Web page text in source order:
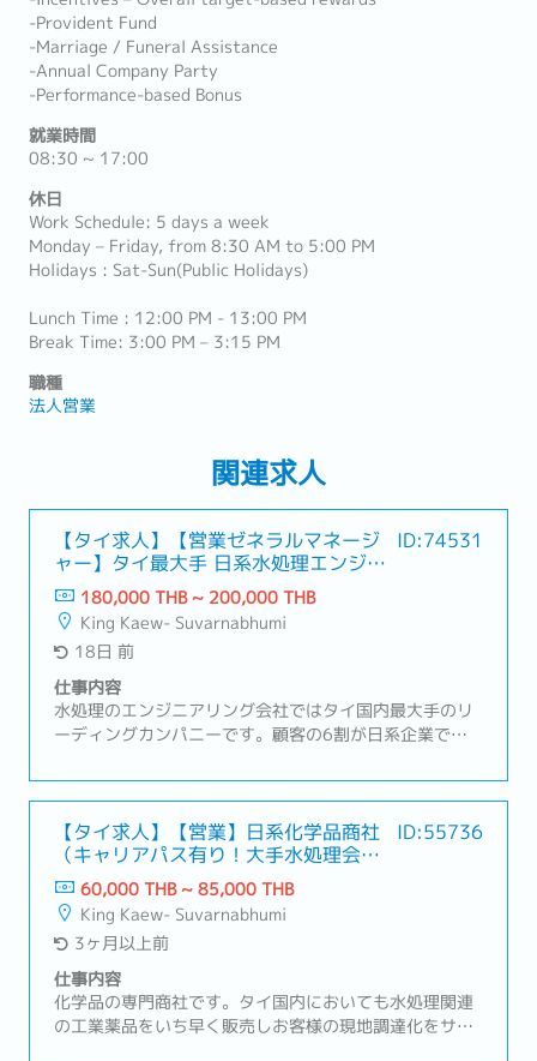
-Provident Fund
-Marriage / Funeral Assistance
-Annual Company Party
-Performance-based Bonus
就業時間
08:30 ~ 17:00
休日
Work Schedule: 5 days a week
Monday – Friday, from 8:30 AM to 5:00 PM
Holidays : Sat-Sun(Public Holidays)
Lunch Time : 12:00 PM - 13:00 PM
Break Time: 3:00 PM – 3:15 PM
職種
法人営業
関連求人
【タイ求人】【営業ゼネラルマネージ
ャー】タイ最大手 日系水処理エンジニ
アリング会社（好待遇、役職あり）
ID:74531
180,000 THB ~ 200,000 THB
King Kaew- Suvarnabhumi
18日 前
仕事内容
水処理のエンジニアリング会社ではタイ国内最大手のリ
ーディングカンパニーです。顧客の6割が日系企業です
があります。【職務内容】・水処理設備の提案、販売
（既存7割、新規3割）・営業部署のマネジメント（約15
～20名）・水処理設備の補修、改善の提案やトラブル対
応・お客様先への定期訪問、打ち合わせ・外訪時はご自
身で車を運転
【タイ求人】【営業】日系化学品商社
（キャリアパス有り！大手水処理会社
のグループ会社）
ID:55736
60,000 THB ~ 85,000 THB
King Kaew- Suvarnabhumi
3ヶ月以上前
仕事内容
化学品の専門商社です。タイ国内においても水処理関連
の工業薬品をいち早く販売しお客様の現地調達化をサポ